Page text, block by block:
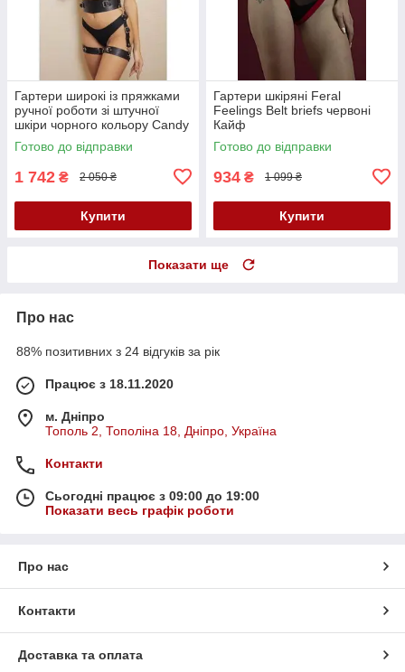
Гартери широкі із пряжками
ручної роботи зі штучної
шкіри чорного кольору Candy
Hero G4 1 розмір One Size
Кайф
Готово до відправки
1 742 ₴ 2 050 ₴
Купити
Гартери шкіряні Feral
Feelings Belt briefs червоні
Кайф
Готово до відправки
934 ₴ 1 099 ₴
Купити
Показати ще
Про нас
88% позитивних з 24 відгуків за рік
Працює з 18.11.2020
м. Дніпро
Тополь 2, Тополіна 18, Дніпро, Україна
Контакти
Сьогодні працює з 09:00 до 19:00
Показати весь графік роботи
Про нас
Контакти
Доставка та оплата